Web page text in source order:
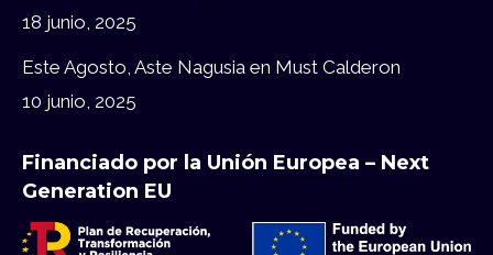
18 junio, 2025
Este Agosto, Aste Nagusia en Must Calderon
10 junio, 2025
Financiado por la Unión Europea – Next
Generation EU